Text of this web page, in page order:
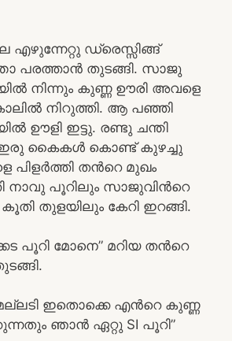
ഡ്രെസ്സിങ്ങ്
പരത്താൻ തുടങ്ങി. സാജു
നിന്നും കുണ്ണ ഊരി അവളെ
നിറുത്തി. ആ പഞ്ഞി
ഊളി ഇട്ടു. രണ്ടു ചന്തി
കൈകൾ കൊണ്ട് കുഴച്ചു
പിളർത്തി തൻറെ മുഖം
നാവു പൂറിലും സാജുവിൻറെ
തുളയിലും കേറി ഇറങ്ങി.
പൂറി മോനെ” മറിയ തൻറെ
ഇതൊക്കെ എൻറെ കുണ്ണ
ഞാൻ ഏറ്റു SI പൂറി”